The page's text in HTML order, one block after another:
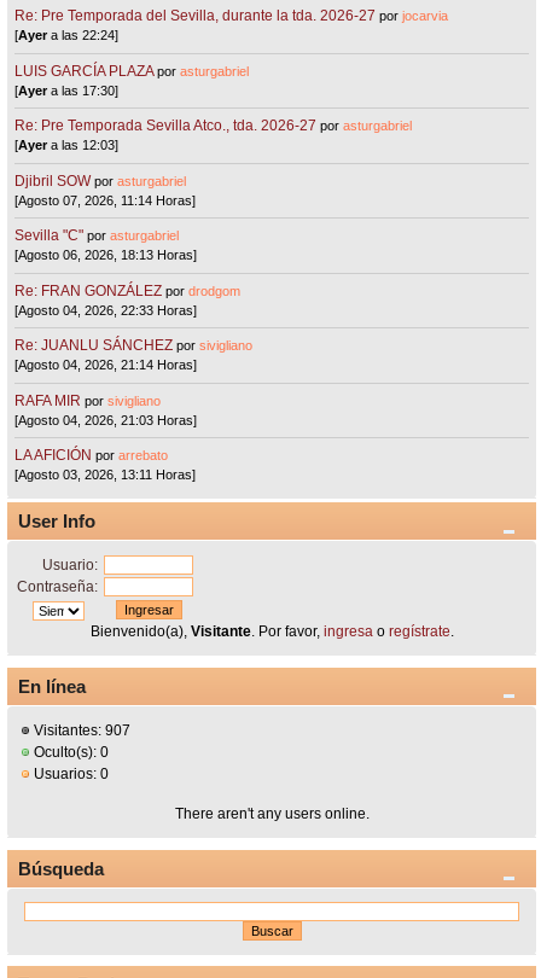
Re: Pre Temporada del Sevilla, durante la tda. 2026-27 porjocarvia
[Ayera las 22:24]
LUIS GARCÍA PLAZA porasturgabriel
[Ayera las 17:30]
Re: Pre Temporada Sevilla Atco., tda. 2026-27 porasturgabriel
[Ayera las 12:03]
Djibril SOW porasturgabriel
[Agosto 07, 2026, 11:14 Horas]
Sevilla "C"porasturgabriel
[Agosto 06, 2026, 18:13 Horas]
Re: FRAN GONZÁLEZ pordrodgom
[Agosto 04, 2026, 22:33 Horas]
Re: JUANLU SÁNCHEZ porsivigliano
[Agosto 04, 2026, 21:14 Horas]
RAFA MIR porsivigliano
[Agosto 04, 2026, 21:03 Horas]
LA AFICIÓN porarrebato
[Agosto 03, 2026, 13:11 Horas]
User Info
Usuario:
Contraseña:
Bienvenido(a), Visitante. Por favor, ingresao regístrate.
En línea
Visitantes: 907
Oculto(s): 0
Usuarios: 0
There aren't any users online.
Búsqueda